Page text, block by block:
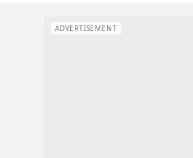
ADVERTISEMENT